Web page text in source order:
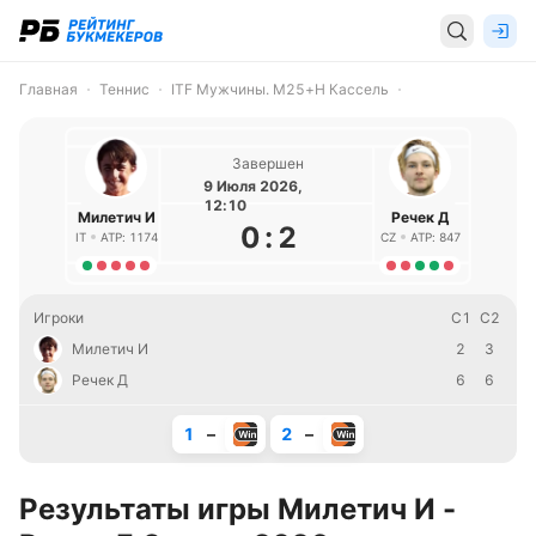
Главная Теннис ITF Мужчины. M25+H Кассель
Милетич И
IT ATP: 1174
Завершен
9 Июля 2026,
12:10
0: 2
Речек Д
CZ ATP: 847
Игроки С1
С2
Милетич И
2
3
Речек Д
6 6
1 – 2 –
Результаты игры Милетич И -